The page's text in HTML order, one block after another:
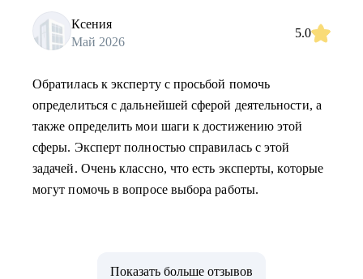
Ксения
Май 2026
5.0
Обратилась к эксперту с просьбой помочь
определиться с дальнейшей сферой деятельности, а
также определить мои шаги к достижению этой
сферы. Эксперт полностью справилась с этой
задачей. Очень классно, что есть эксперты, которые
могут помочь в вопросе выбора работы.
Показать больше отзывов